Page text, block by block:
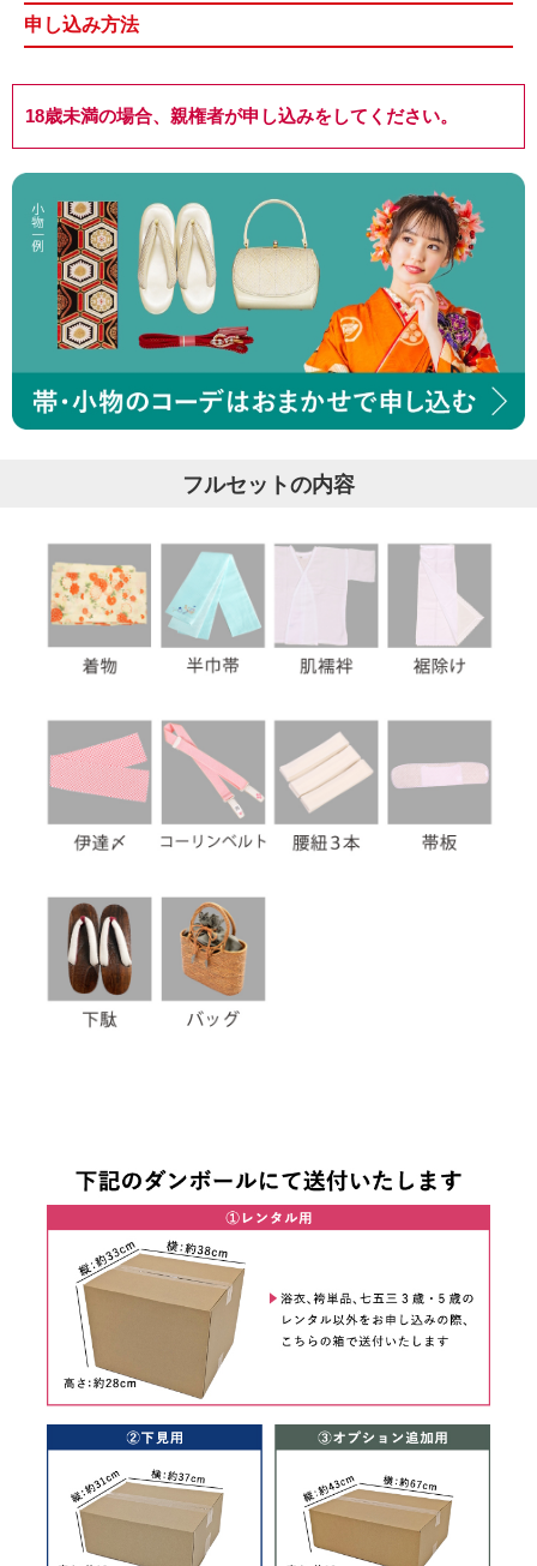
申し込み方法
18歳未満の場合、親権者が申し込みをしてください。
フルセットの内容